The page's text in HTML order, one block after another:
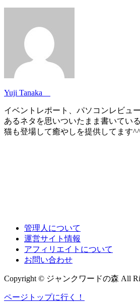
Yuji Tanaka
イベントレポート、パソコンレビュ
あるネタを思いついたまま書いてい
猫も登場して癒やしを提供してます
管理人について
運営サイト情報
アフィリエイトについて
お問い合わせ
Copyright © ジャンクワードの森 All
ページトップに行く！